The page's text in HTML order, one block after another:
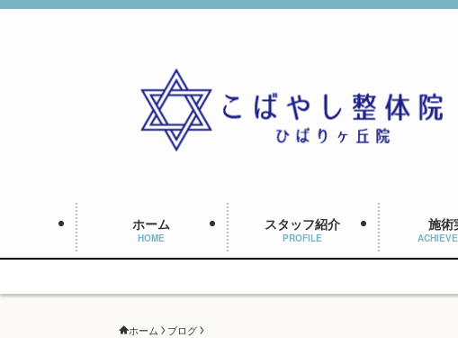
ホーム
HOME
スタッフ紹介
PROFILE
施術
ホーム ブログ